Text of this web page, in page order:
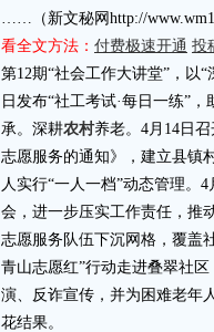
……（新文秘网http://
看全文方法： 付费极速开通 投
第12期“社会工作大讲堂”，以
日发布“社工考试·每日一练”
承。深耕农村养老。4月14日
志愿服务的通知》，建立县镇
人实行“一人一档”动态管理。
会，进一步压实工作责任，推
志愿服务队伍下沉网格，覆盖
青山志愿红”行动走进叠翠社
演、反诈宣传，并为困难老年
花结果。